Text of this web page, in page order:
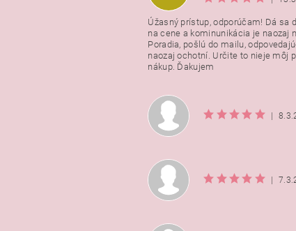
Úžasný prístup, odporúčam! Dá sa
na cene a kominunikácia je naozaj
Poradia, pošlú do mailu,
naozaj ochotní. Určite to nieje môj
nákup. Ďakujem